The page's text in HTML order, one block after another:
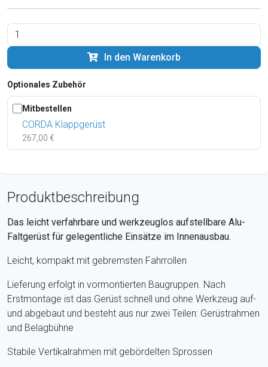
In den Warenkorb
Optionales Zubehör
Mitbestellen
CORDA Klappgerüst
267,00 €
Produktbeschreibung
Das leicht verfahrbare und werkzeuglos aufstellbare Alu-
Faltgerüst für gelegentliche Einsätze im Innenausbau.
Leicht, kompakt mit gebremsten Fahrrollen
Lieferung erfolgt in vormontierten Baugruppen. Nach
Erstmontage ist das Gerüst schnell und ohne Werkzeug auf-
und abgebaut und besteht aus nur zwei Teilen: Gerüstrahmen
und Belagbühne
Stabile Vertikalrahmen mit gebördelten Sprossen